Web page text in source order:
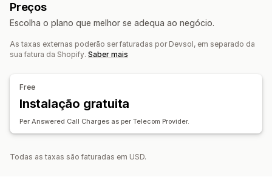
Preços
Escolha o plano que melhor se adequa ao negócio.
As taxas externas poderão ser faturadas por Devsol, em separado da
sua fatura da Shopify. Saber mais
Free
Instalação gratuita
Per Answered Call Charges as per Telecom Provider.
Todas as taxas são faturadas em USD.